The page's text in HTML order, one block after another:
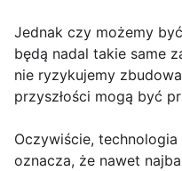
Jednak czy możemy
będą nadal takie same
nie ryzykujemy
przyszłości mogą być
Oczywiście,
oznacza, że nawet